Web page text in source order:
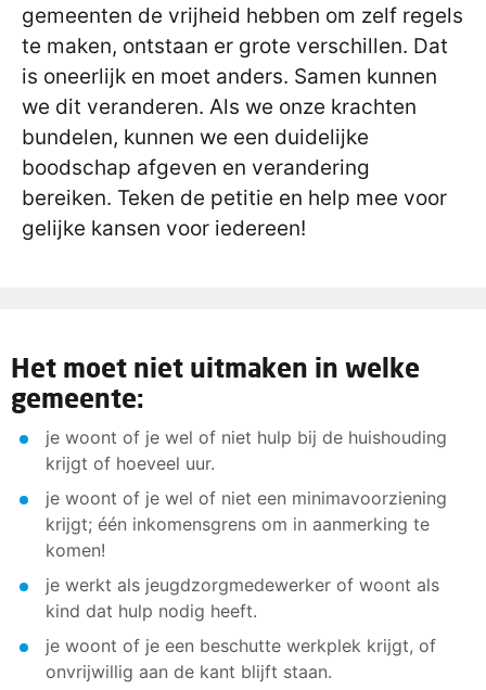
gemeenten de vrijheid hebben om zelf regels
te maken, ontstaan er grote verschillen. Dat
is oneerlijk en moet anders. Samen kunnen
we dit veranderen. Als we onze krachten
bundelen, kunnen we een duidelijke
boodschap afgeven en verandering
bereiken. Teken de petitie en help mee voor
gelijke kansen voor iedereen!
Het moet niet uitmaken in welke
gemeente:
je woont of je wel of niet hulp bij de huishouding
krijgt of hoeveel uur.
je woont of je wel of niet een minimavoorziening
krijgt; één inkomensgrens om in aanmerking te
komen!
je werkt als jeugdzorgmedewerker of woont als
kind dat hulp nodig heeft.
je woont of je een beschutte werkplek krijgt, of
onvrijwillig aan de kant blijft staan.